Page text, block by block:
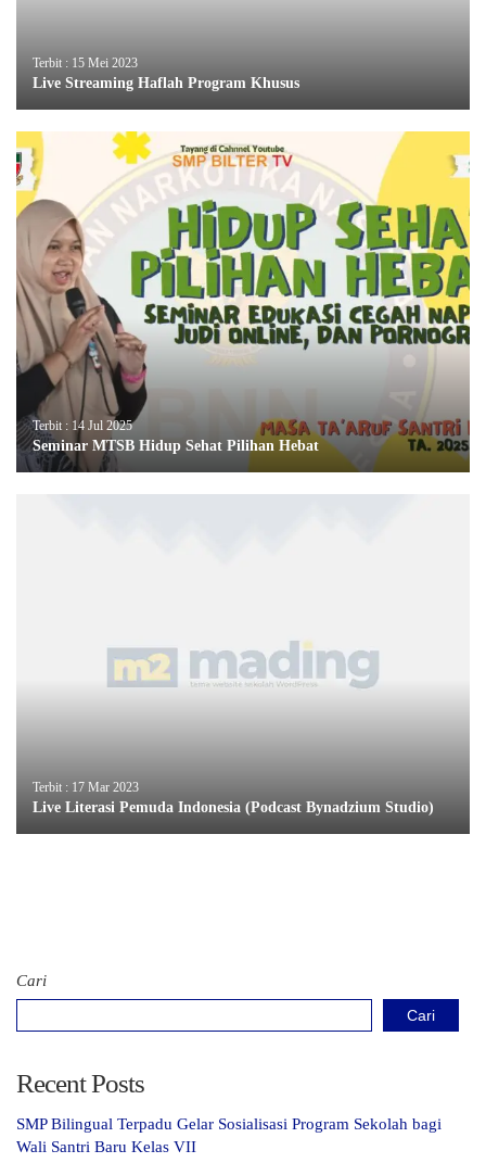
Terbit : 15 Mei 2023
Live Streaming Haflah Program Khusus
Terbit : 14 Jul 2025
Seminar MTSB Hidup Sehat Pilihan Hebat
Terbit : 17 Mar 2023
Live Literasi Pemuda Indonesia (Podcast Bynadzium Studio)
Cari
Cari
Recent Posts
SMP Bilingual Terpadu Gelar Sosialisasi Program Sekolah bagi
Wali Santri Baru Kelas VII